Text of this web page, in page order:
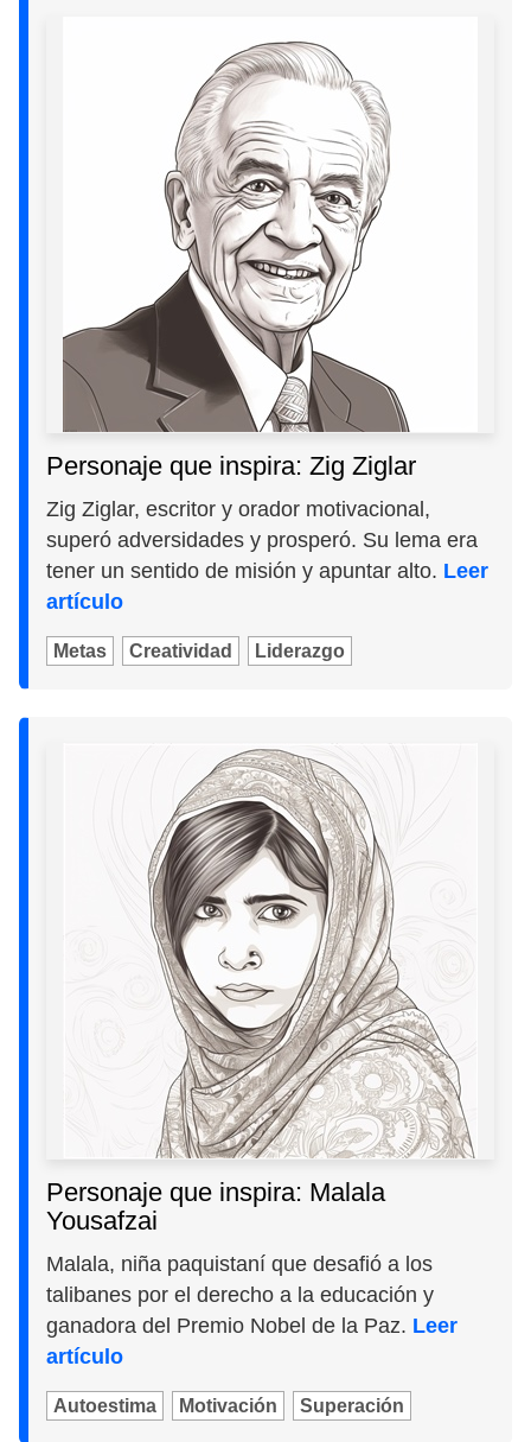
Personaje que inspira: Zig Ziglar
Zig Ziglar, escritor y orador motivacional,
superó adversidades y prosperó. Su lema era
tener un sentido de misión y apuntar alto. Leer
artículo
Metas Creatividad Liderazgo
Personaje que inspira: Malala
Yousafzai
Malala, niña paquistaní que desafió a los
talibanes por el derecho a la educación y
ganadora del Premio Nobel de la Paz. Leer
artículo
Autoestima Motivación Superación